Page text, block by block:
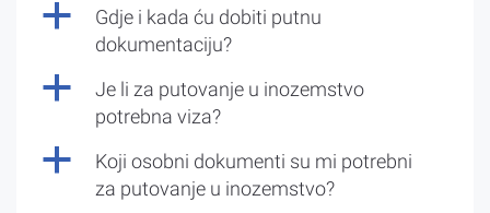
a
Gdje i kada ću dobiti putnu
dokumentaciju?
a
Je li za putovanje u inozemstvo
potrebna viza?
a
Koji osobni dokumenti su mi potrebni
za putovanje u inozemstvo?